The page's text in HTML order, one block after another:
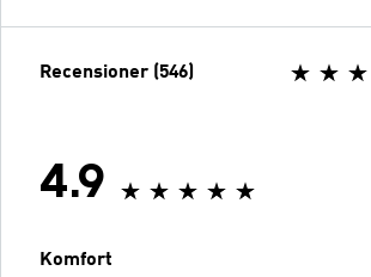
Recensioner (546)
4.9
Komfort